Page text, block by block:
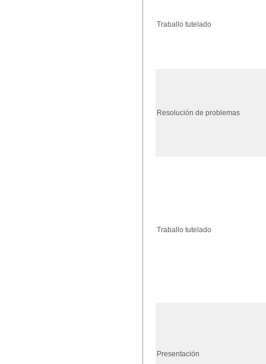
Traballo tutelado
Resolución de problemas
Traballo tutelado
Presentación